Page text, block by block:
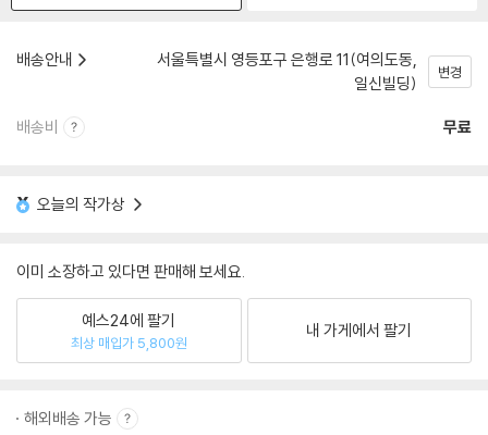
배송안내
서울특별시 영등포구 은행로 11(여의도동,
일신빌딩)
변경
배송비 무료
오늘의 작가상
이미 소장하고 있다면 판매해 보세요.
예스24에 팔기
최상 매입가 5,800원
내 가게에서 팔기
해외배송 가능